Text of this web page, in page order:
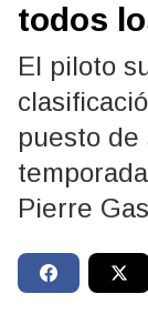
todos
El piloto
puesto de
Pierre